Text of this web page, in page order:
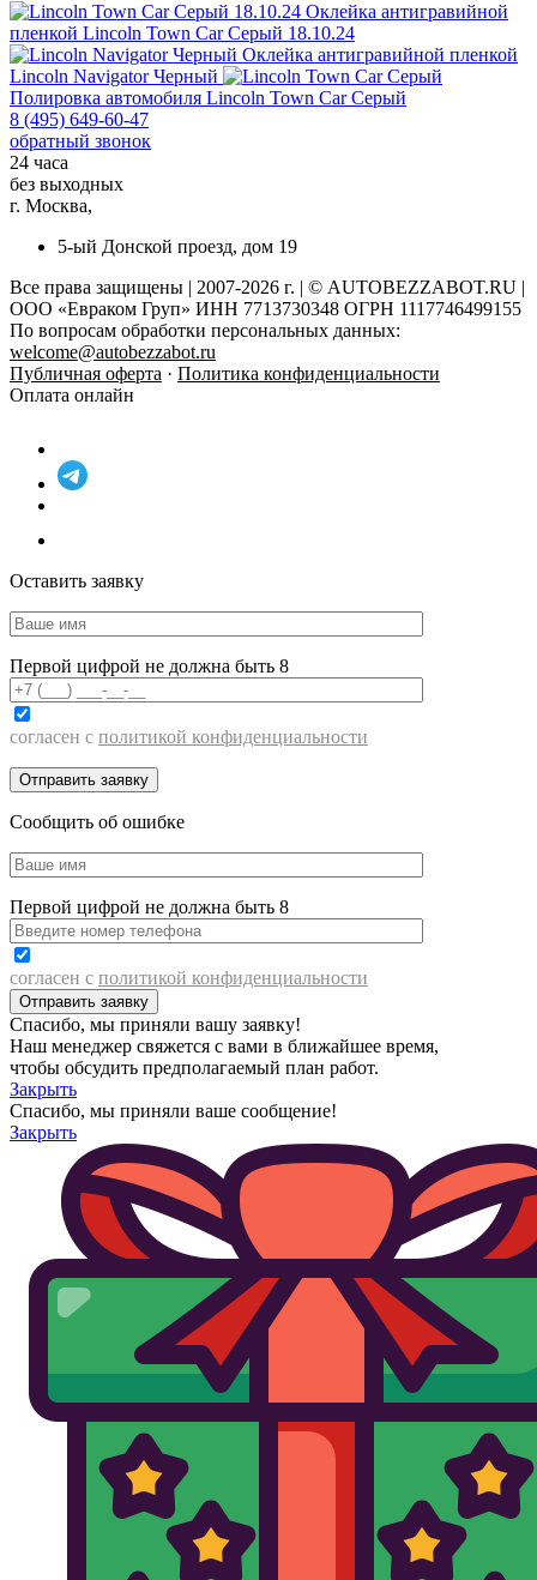
Оклейка антигравийной
пленкой Lincoln Town Car Серый 18.10.24
Оклейка антигравийной пленкой
Lincoln Navigator Черный
Полировка автомобиля Lincoln Town Car Серый
8 (495) 649-60-47
обратный звонок
24 часа
без выходных
г. Москва,
5-ый Донской проезд, дом 19
Все права защищены | 2007-2026 г. | © AUTOBEZZABOT.RU |
ООО «Евраком Груп» ИНН 7713730348 ОГРН 1117746499155
По вопросам обработки персональных данных:
welcome@autobezzabot.ru
Публичная оферта · Политика конфиденциальности
Оплата онлайн
Оставить заявку
Первой цифрой не должна быть 8
согласен с политикой конфиденциальности
Сообщить об ошибке
Первой цифрой не должна быть 8
согласен с политикой конфиденциальности
Спасибо, мы приняли вашу заявку!
Наш менеджер свяжется с вами в ближайшее время,
чтобы обсудить предполагаемый план работ.
Закрыть
Спасибо, мы приняли ваше сообщение!
Закрыть